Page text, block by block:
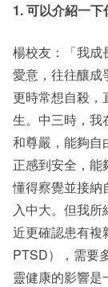
1. 可以介紹一
楊校友：「我成
愛意，往往釀成
更時常想自殺，
生。中三時，我
和尊嚴，能夠自
正感到安全，
懂得察覺並接納
入中大。但我
近更確認患有複
PTSD），需要
靈健康的影響是